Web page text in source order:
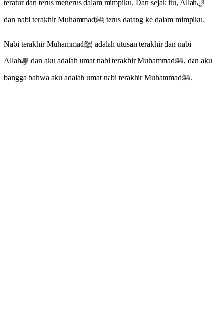
teratur dan terus menerus dalam mimpiku. Dan sejak itu, Allahﷻ
dan nabi terakhir Muhammadﷺ terus datang ke dalam mimpiku.
Nabi terakhir Muhammadﷺ adalah utusan terakhir dan nabi
Allahﷻ dan aku adalah umat nabi terakhir Muhammadﷺ, dan aku
bangga bahwa aku adalah umat nabi terakhir Muhammadﷺ.